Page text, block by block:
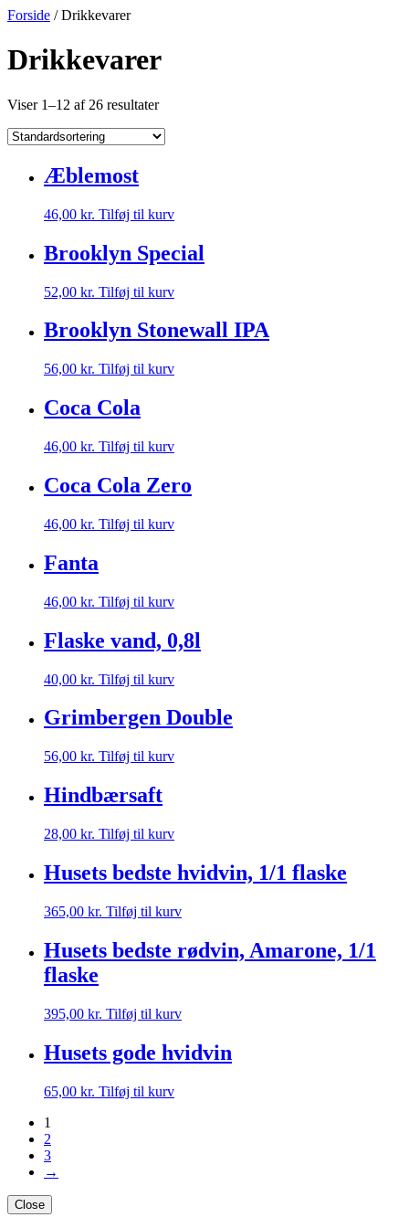
Videre
indhold
Forside / Drikkevarer
Drikkevarer
Viser 1–12 af 26 resultater
Æblemost
46,00 kr. Tilføj til kurv
Brooklyn Special
52,00 kr. Tilføj til kurv
Brooklyn Stonewall IPA
56,00 kr. Tilføj til kurv
Coca Cola
46,00 kr. Tilføj til kurv
Coca Cola Zero
46,00 kr. Tilføj til kurv
Fanta
46,00 kr. Tilføj til kurv
Flaske vand, 0,8l
40,00 kr. Tilføj til kurv
Grimbergen Double
56,00 kr. Tilføj til kurv
Hindbærsaft
28,00 kr. Tilføj til kurv
Husets bedste hvidvin, 1/1 flaske
365,00 kr. Tilføj til kurv
Husets bedste rødvin, Amarone, 1/1
flaske
395,00 kr. Tilføj til kurv
Husets gode hvidvin
65,00 kr. Tilføj til kurv
1
2
3
→
Close